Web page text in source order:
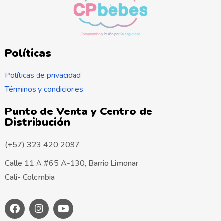
Políticas
Políticas de privacidad
Términos y condiciones
Punto de Venta y Centro de
Distribución
(+57) 323 420 2097
Calle 11 A #65 A-130, Barrio Limonar
Cali- Colombia